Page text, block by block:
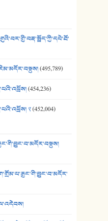
(495,789)
(454,236)
༢(452,004)